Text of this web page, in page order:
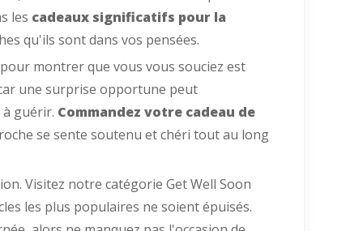
les cadeaux significatifs pour la
qu'ils sont dans vos pensées.
montrer que vous vous souciez est
une surprise opportune peut
guérir. Commandez votre cadeau de
se sente soutenu et chéri tout au long
Visitez notre catégorie Get Well Soon
les plus populaires ne soient épuisés.